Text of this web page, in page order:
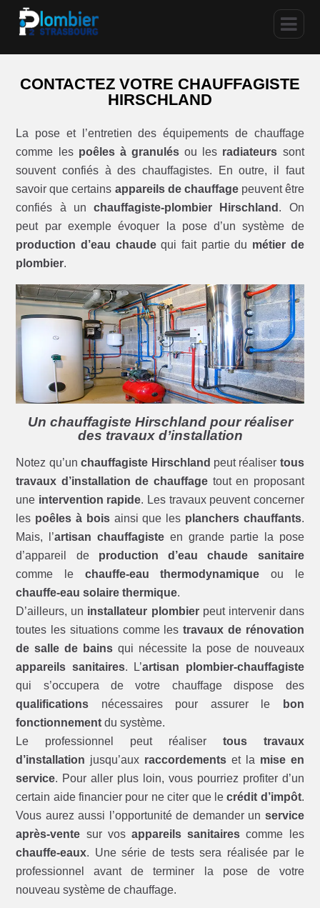
CONTACTEZ VOTRE CHAUFFAGISTE
HIRSCHLAND
La pose et l’entretien des équipements de chauffage
comme les poêles à granulés ou les radiateurs sont
souvent confiés à des chauffagistes. En outre, il faut
savoir que certains appareils de chauffagepeuvent être
confiés à unchauffagiste-plombier Hirschland . On
peut par exemple évoquer la pose d’un système de
production d’eau chaudequi fait partie du métier de
plombier.
Un chauffagiste Hirschland pour réaliser
des travaux d’installation
Notez qu’unchauffagiste Hirschland peut réaliser tous
travaux d’installation de chauffage tout en proposant
une intervention rapide. Les travaux peuvent concerner
les poêles à boisainsi que les planchers chauffants.
Mais, l’artisan chauffagiste en grande partie la pose
d’appareil de production d’eau chaude sanitaire
comme le chauffe-eau thermodynamique ou le
chauffe-eau solaire thermique.
D’ailleurs, un installateur plombierpeut intervenir dans
toutes les situations comme lestravaux de rénovation
de salle de bains qui nécessite la pose de nouveaux
appareils sanitaires. L’artisan plombier-chauffagiste
qui s’occupera de votre chauffage dispose des
qualifications nécessaires pour assurer le
bon
fonctionnement du système.
Le professionnel peut réaliser tous travaux
d’installation jusqu’aux raccordements et la mise en
service. Pour aller plus loin, vous pourriez profiter d’un
certain aide financier pour ne citer que lecrédit d’impôt.
Vous aurez aussi l’opportunité de demander un service
après-vente sur vos appareils sanitaires comme les
chauffe-eaux. Une série de tests sera réalisée par le
professionnel avant de terminer la pose de votre
nouveau système de chauffage.